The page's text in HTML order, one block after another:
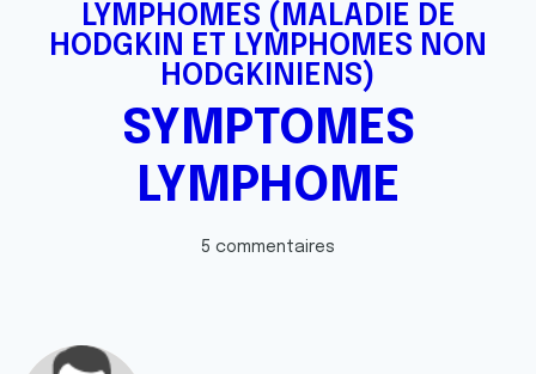
LYMPHOMES (MALADIE DE
HODGKIN ET LYMPHOMES NON
HODGKINIENS)
SYMPTOMES
LYMPHOME
5 commentaires